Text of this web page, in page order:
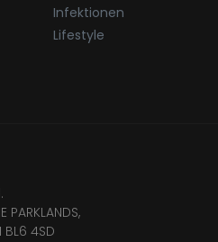
Infektionen
Lifestyle
PARKLANDS,
BL6 4SD